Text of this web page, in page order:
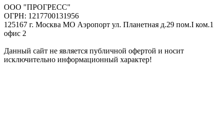
ООО "ПРОГРЕСС"
ОГРН: 1217700131956
125167 г. Москва МО Аэропорт ул. Планетная д.29 пом.I ком.1
офис 2
Данный сайт не является публичной офертой и носит
исключительно информационный характер!